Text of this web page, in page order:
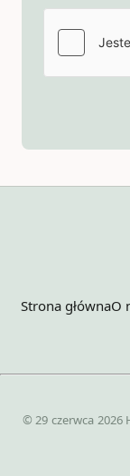
Strona głównaO
© 29 czerwca 2026